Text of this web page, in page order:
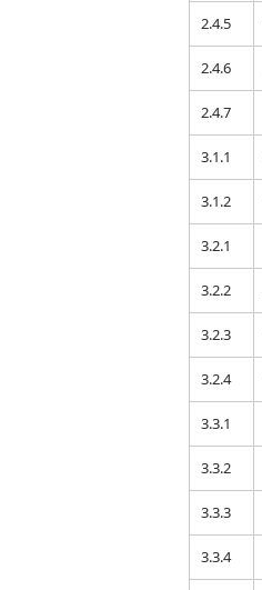
2.4.5
2.4.6
2.4.7
3.1.1
3.1.2
3.2.1
3.2.2
3.2.3
3.2.4
3.3.1
3.3.2
3.3.3
3.3.4